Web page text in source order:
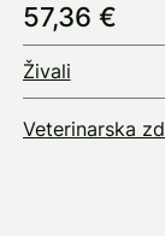
57,36 €
Živali
Veterinarska